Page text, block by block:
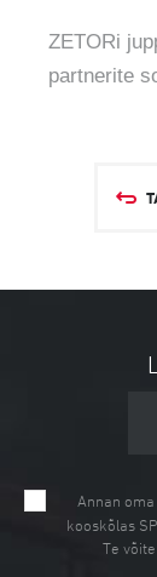
ZETORi
partnerite
Annan
kooskõlas
Te